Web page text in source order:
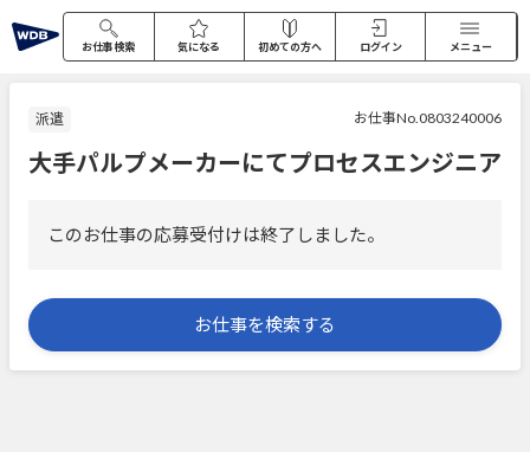
お仕事検索 気になる 初めての方へ ログイン メニュー
派遣 お仕事No.0803240006
大手パルプメーカーにてプロセスエンジニア
このお仕事の応募受付けは終了しました。
お仕事を検索する